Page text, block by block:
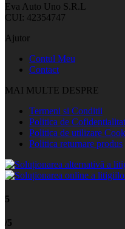
Eva Auto Uno S.R.L
CUI: 42354747
Ajutor
Contul Meu
Contact
MAI MULTE DESPRE
Termeni si Conditii
Politica de
Politica de utilizare
Politica returnare produs
5
/5